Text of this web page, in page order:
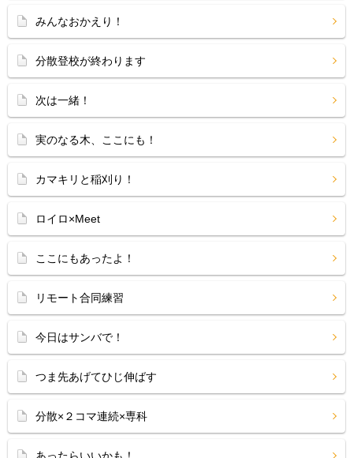
みんなおかえり！
分散登校が終わります
次は一緒！
実のなる木、ここにも！
カマキリと稲刈り！
ロイロ×Meet
ここにもあったよ！
リモート合同練習
今日はサンバで！
つま先あげてひじ伸ばす
分散×２コマ連続×専科